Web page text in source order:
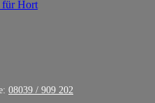
für Hort
08039 / 909 202